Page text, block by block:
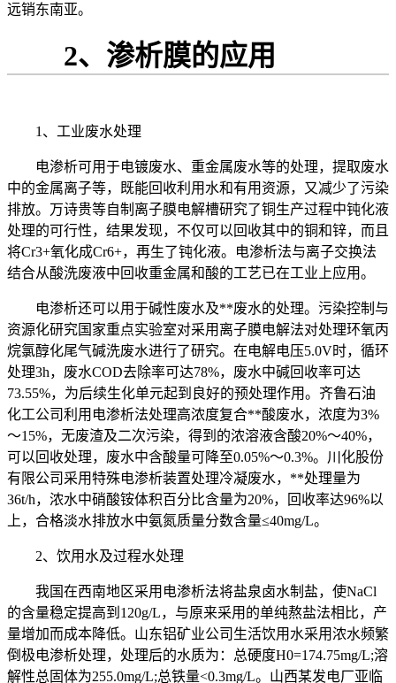
远销东南亚。
2、渗析膜的应用
1、工业废水处理
电渗析可用于电镀废水、重金属废水等的处理，提取废水
中的金属离子等，既能回收利用水和有用资源，又减少了污染
排放。万诗贵等自制离子膜电解槽研究了铜生产过程中钝化液
处理的可行性，结果发现，不仅可以回收其中的铜和锌，而且
将Cr3+氧化成Cr6+，再生了钝化液。电渗析法与离子交换法
结合从酸洗废液中回收重金属和酸的工艺已在工业上应用。
电渗析还可以用于碱性废水及**废水的处理。污染控制与
资源化研究国家重点实验室对采用离子膜电解法对处理环氧丙
烷氯醇化尾气碱洗废水进行了研究。在电解电压5.0V时，循环
处理3h，废水COD去除率可达78%，废水中碱回收率可达
73.55%，为后续生化单元起到良好的预处理作用。齐鲁石油
化工公司利用电渗析法处理高浓度复合**酸废水，浓度为3%
～15%，无废渣及二次污染，得到的浓溶液含酸20%～40%，
可以回收处理，废水中含酸量可降至0.05%～0.3%。川化股份
有限公司采用特殊电渗析装置处理冷凝废水，**处理量为
36t/h，浓水中硝酸铵体积百分比含量为20%，回收率达96%以
上，合格淡水排放水中氨氮质量分数含量≤40mg/L。
2、饮用水及过程水处理
我国在西南地区采用电渗析法将盐泉卤水制盐，使NaCl
的含量稳定提高到120g/L，与原来采用的单纯熬盐法相比，产
量增加而成本降低。山东铝矿业公司生活饮用水采用浓水频繁
倒极电渗析处理，处理后的水质为：总硬度H0=174.75mg/L;溶
解性总固体为255.0mg/L;总铁量<0.3mg/L。山西某发电厂亚临